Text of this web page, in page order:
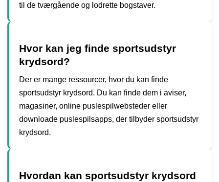
til de tværgående og lodrette bogstaver.
Hvor kan jeg finde sportsudstyr
krydsord?
Der er mange ressourcer, hvor du kan finde
sportsudstyr krydsord. Du kan finde dem i aviser,
magasiner, online puslespilwebsteder eller
downloade puslespilsapps, der tilbyder sportsudstyr
krydsord.
Hvordan kan sportsudstyr krydsord